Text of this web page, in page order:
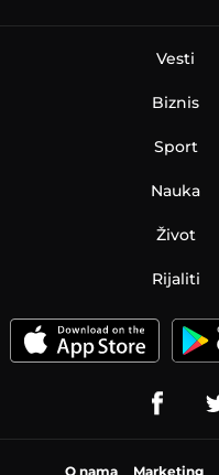
Vesti
Biznis
Sport
Nauka
Život
Rijaliti
O nama Marketing